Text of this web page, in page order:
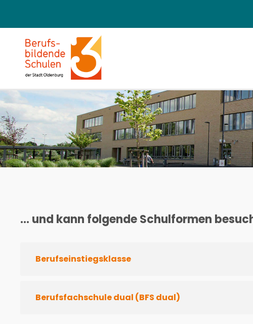
... und kann folgende Schulformen
Berufseinstiegsklasse
Berufsfachschule dual (BFS dual)